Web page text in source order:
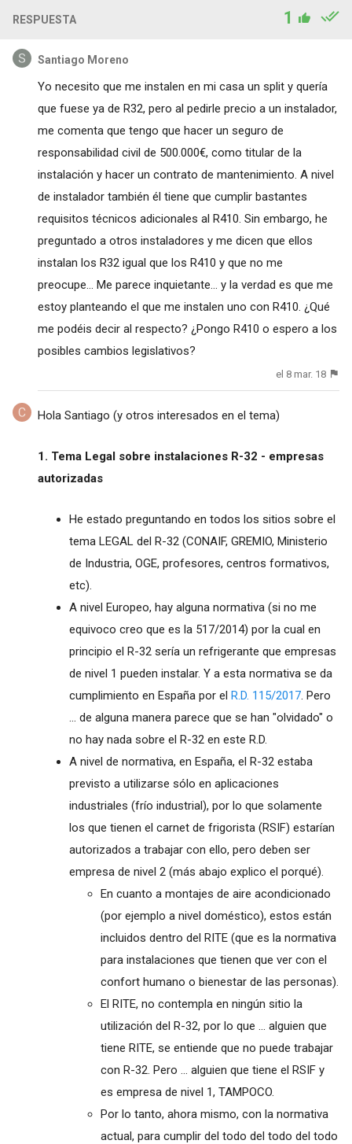
RESPUESTA 1
Santiago Moreno
Yo necesito que me instalen en mi casa un split y quería
que fuese ya de R32, pero al pedirle precio a un instalador,
me comenta que tengo que hacer un seguro de
responsabilidad civil de 500.000€, como titular de la
instalación y hacer un contrato de mantenimiento. A nivel
de instalador también él tiene que cumplir bastantes
requisitos técnicos adicionales al R410. Sin embargo, he
preguntado a otros instaladores y me dicen que ellos
instalan los R32 igual que los R410 y que no me
preocupe... Me parece inquietante... y la verdad es que me
estoy planteando el que me instalen uno con R410. ¿Qué
me podéis decir al respecto? ¿Pongo R410 o espero a los
posibles cambios legislativos?
el 8 mar. 18
Hola Santiago (y otros interesados en el tema)
1. Tema Legal sobre instalaciones R-32 - empresas
autorizadas
He estado preguntando en todos los sitios sobre el
tema LEGAL del R-32 (CONAIF, GREMIO, Ministerio
de Industria, OGE, profesores, centros formativos,
etc).
A nivel Europeo, hay alguna normativa (si no me
equivoco creo que es la 517/2014) por la cual en
principio el R-32 sería un refrigerante que empresas
de nivel 1 pueden instalar. Y a esta normativa se da
cumplimiento en España por el R.D. 115/2017. Pero
... de alguna manera parece que se han "olvidado" o
no hay nada sobre el R-32 en este R.D.
A nivel de normativa, en España, el R-32 estaba
previsto a utilizarse sólo en aplicaciones
industriales (frío industrial), por lo que solamente
los que tienen el carnet de frigorista (RSIF) estarían
autorizados a trabajar con ello, pero deben ser
empresa de nivel 2 (más abajo explico el porqué).
En cuanto a montajes de aire acondicionado
(por ejemplo a nivel doméstico), estos están
incluidos dentro del RITE (que es la normativa
para instalaciones que tienen que ver con el
confort humano o bienestar de las personas).
El RITE, no contempla en ningún sitio la
utilización del R-32, por lo que ... alguien que
tiene RITE, se entiende que no puede trabajar
con R-32. Pero ... alguien que tiene el RSIF y
es empresa de nivel 1, TAMPOCO.
Por lo tanto, ahora mismo, con la normativa
actual, para cumplir del todo del todo del todo